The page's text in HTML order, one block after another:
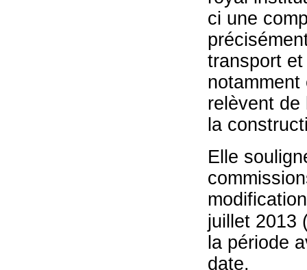
ci une
transport
relèvent de
la
Elle
juillet 2013
la période
date.